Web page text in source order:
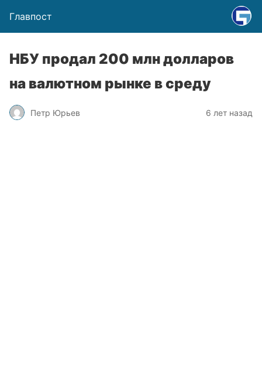
Главпост
НБУ продал 200 млн долларов
на валютном рынке в среду
Петр Юрьев 6 лет назад